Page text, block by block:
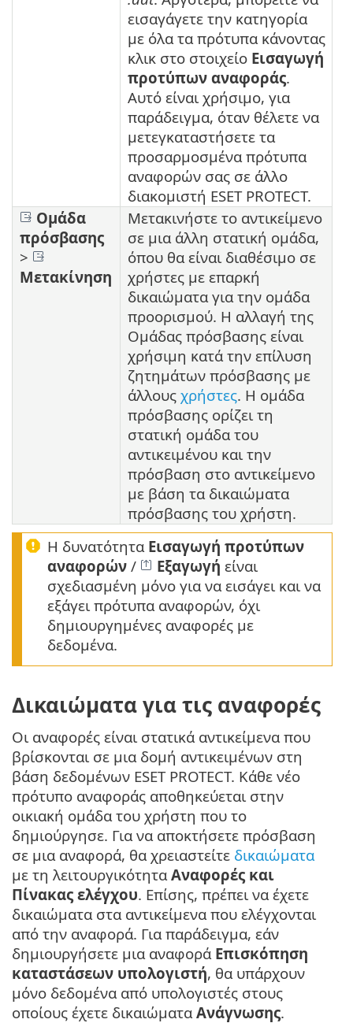
εισαγάγετε την κατηγορία
με όλα τα πρότυπα κάνοντας
κλικ στο στοιχείο Εισαγωγή
προτύπων αναφοράς.
Αυτό είναι χρήσιμο, για
παράδειγμα, όταν θέλετε να
μετεγκαταστήσετε τα
προσαρμοσμένα πρότυπα
αναφορών σας σε άλλο
διακομιστή ESET PROTECT.
Ομάδα
πρόσβασης
>
Μετακίνηση
Μετακινήστε το αντικείμενο
σε μια άλλη στατική ομάδα,
όπου θα είναι διαθέσιμο σε
χρήστες με επαρκή
δικαιώματα για την ομάδα
προορισμού. Η αλλαγή της
Ομάδας πρόσβασης είναι
χρήσιμη κατά την επίλυση
ζητημάτων πρόσβασης με
άλλους χρήστες. Η ομάδα
πρόσβασης ορίζει τη
στατική ομάδα του
αντικειμένου και την
πρόσβαση στο αντικείμενο
με βάση τα δικαιώματα
πρόσβασης του χρήστη.
Η δυνατότητα Εισαγωγή προτύπων
αναφορών / Εξαγωγή είναι
σχεδιασμένη μόνο για να εισάγει και να
εξάγει πρότυπα αναφορών, όχι
δημιουργημένες αναφορές με
δεδομένα.
Δικαιώματα για τις αναφορές
Οι αναφορές είναι στατικά αντικείμενα που
βρίσκονται σε μια δομή αντικειμένων στη
βάση δεδομένων ESET PROTECT. Κάθε νέο
πρότυπο αναφοράς αποθηκεύεται στην
οικιακή ομάδα του χρήστη που το
δημιούργησε. Για να αποκτήσετε πρόσβαση
σε μια αναφορά, θα χρειαστείτε δικαιώματα
με τη λειτουργικότητα Αναφορές και
Πίνακας ελέγχου. Επίσης, πρέπει να έχετε
δικαιώματα στα αντικείμενα που ελέγχονται
από την αναφορά. Για παράδειγμα, εάν
δημιουργήσετε μια αναφορά Επισκόπηση
καταστάσεων υπολογιστή, θα υπάρχουν
μόνο δεδομένα από υπολογιστές στους
οποίους έχετε δικαιώματα Ανάγνωσης.